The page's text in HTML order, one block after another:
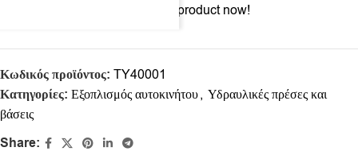
People watching this product now!
Κωδικός προϊόντος: TY40001
Κατηγορίες: Εξοπλισμός αυτοκινήτου, Υδραυλικές πρέσες και
βάσεις
Share: